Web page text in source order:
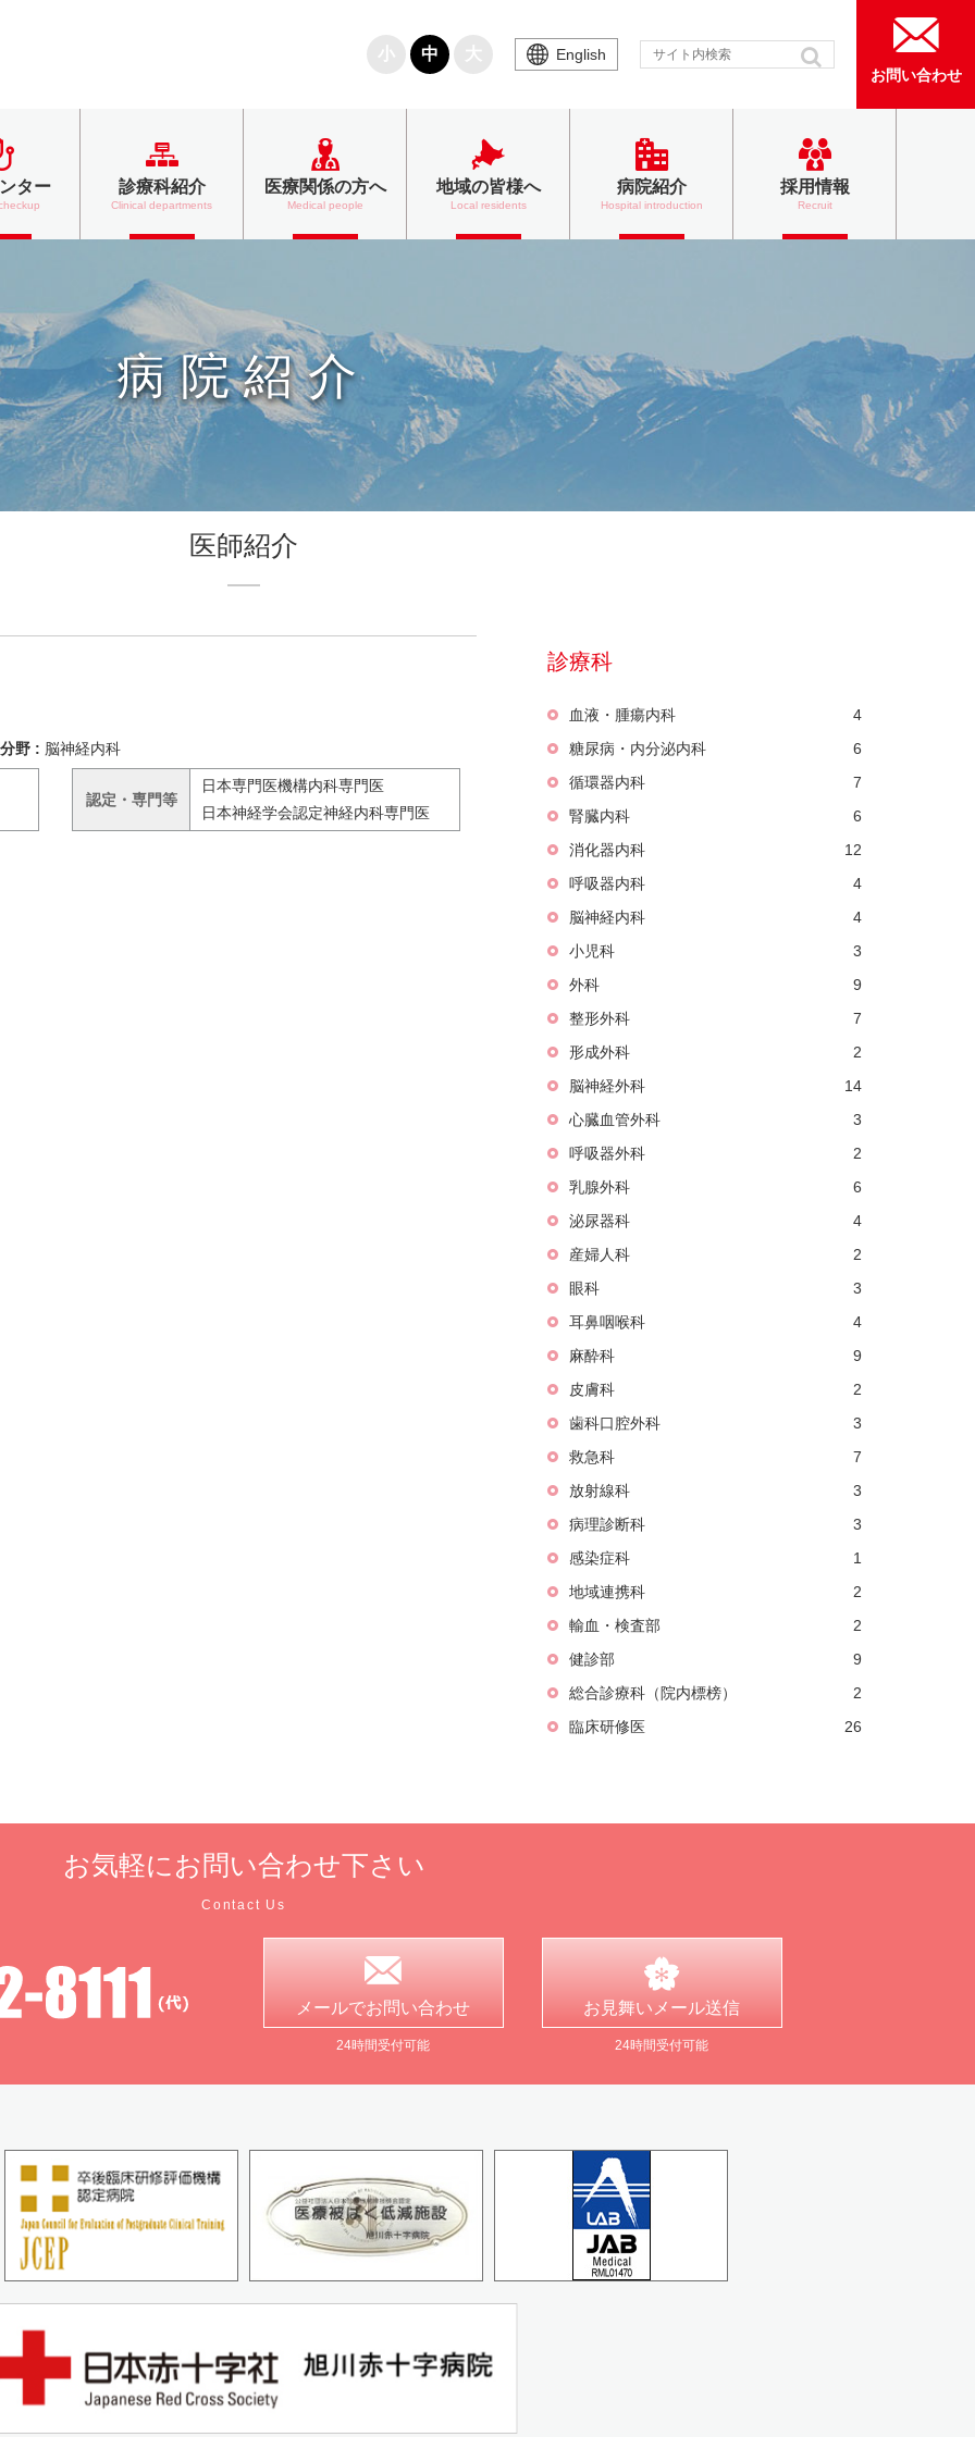
中
English
お問い合わせ
ター 診療科紹介
Clinical departments
医療関係の方へ
Medical people
地域の皆様へ
Local residents
病院紹介
Hospital introduction
採用情報
Recruit
病院紹介
医師紹介
野 : 脳神経内科
認定・専門等
日本専門医機構内科専門医
日本神経学会認定神経内科専門医
診療科
血液・腫瘍内科
4
糖尿病・内分泌内科
6
循環器内科
7
腎臓内科
6
消化器内科
12
呼吸器内科
4
脳神経内科
4
小児科
3
外科
9
整形外科
7
形成外科
2
脳神経外科
14
心臓血管外科
3
呼吸器外科
2
乳腺外科
6
泌尿器科
4
産婦人科
2
眼科
3
耳鼻咽喉科
4
麻酔科
9
皮膚科
2
歯科口腔外科
3
救急科
7
放射線科
3
病理診断科
3
感染症科
1
地域連携科
2
輸血・検査部
2
健診部
9
総合診療科（院内標榜）
2
臨床研修医
26
お気軽に お問い合わせ下さい
Contact Us
メールでお問い合わせ
24時間受付可能
お見舞い メール送信
24時間受付可能